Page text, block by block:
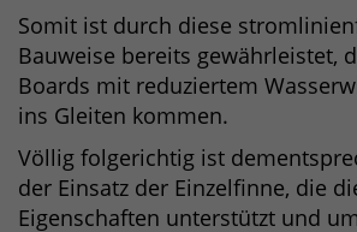
Somit ist durch diese
Bauweise bereits gewährleistet,
Boards mit reduziertem
ins Gleiten kommen.
Völlig folgerichtig ist
der Einsatz der Einzelfinne, die
Eigenschaften unterstützt und